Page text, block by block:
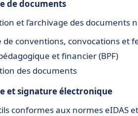
de documents
et l’archivage des documents
conventions, convocations et
et financier (BPF)
des documents
et signature électronique
conformes aux normes eIDAS